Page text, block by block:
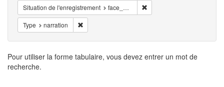
Situation de l'enregistrement face_à_face
Type narration
Résultats
de
Pour utiliser la forme tabulaire, vous devez entrer un mot de
recherche.